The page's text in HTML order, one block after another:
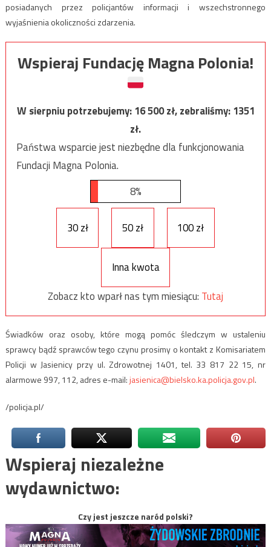
posiadanych przez policjantów informacji i wszechstronnego
wyjaśnienia okoliczności zdarzenia.
Wspieraj Fundację Magna Polonia!
W sierpniu potrzebujemy:16 500zł, zebraliśmy:1351
zł.
Państwa wsparcie jest niezbędne dla funkcjonowania
Fundacji Magna Polonia.
8%
30 zł 50 zł 100 zł
Inna kwota
Zobacz kto wparł nas tym miesiącu: Tutaj
Świadków oraz osoby, które mogą pomóc śledczym w ustaleniu
sprawcy bądź sprawców tego czynu prosimy o kontakt z Komisariatem
Policji w Jasienicy przy ul. Zdrowotnej 1401, tel. 33 817 22 15, nr
alarmowe 997, 112, adres e-mail:jasienica@bielsko.ka.policja.gov.pl.
/policja.pl/
Wspieraj niezależne
wydawnictwo:
Czy jest jeszcze naród polski?